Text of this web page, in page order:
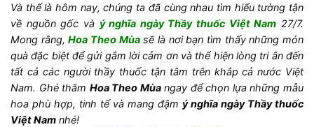
Và thế là hôm nay, chúng ta đã cùng nhau tìm hiểu tường tận
về nguồn gốc và ý nghĩa ngày Thầy thuốc Việt Nam 27/7.
Mong rằng,Hoa Theo Mùasẽ là nơi bạn tìm thấy những món
quà đặc biệt để gửi gắm lời cảm ơn và thể hiện lòng tri ân đến
tất cả các người thầy thuốc tận tâm trên khắp cả nước Việt
Nam. Ghé thăm Hoa Theo Mùangay để chọn lựa những mẫu
hoa phù hợp, tinh tế và mang đậm ý nghĩa ngày Thầy thuốc
Việt Nam nhé!